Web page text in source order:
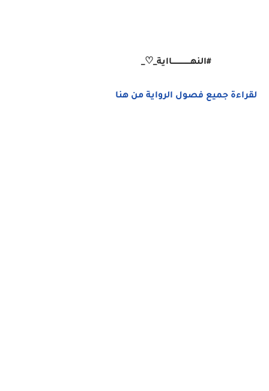
#النهـــــــــــــــااية_♡_
لقراءة جميع فصول الرواية من هنا